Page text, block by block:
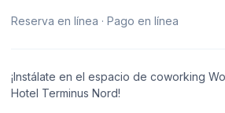
Reserva en línea · Pago en línea
¡Instálate en el espacio de coworking
Hotel Terminus Nord!